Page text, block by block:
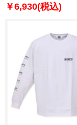
￥6,930(税込)